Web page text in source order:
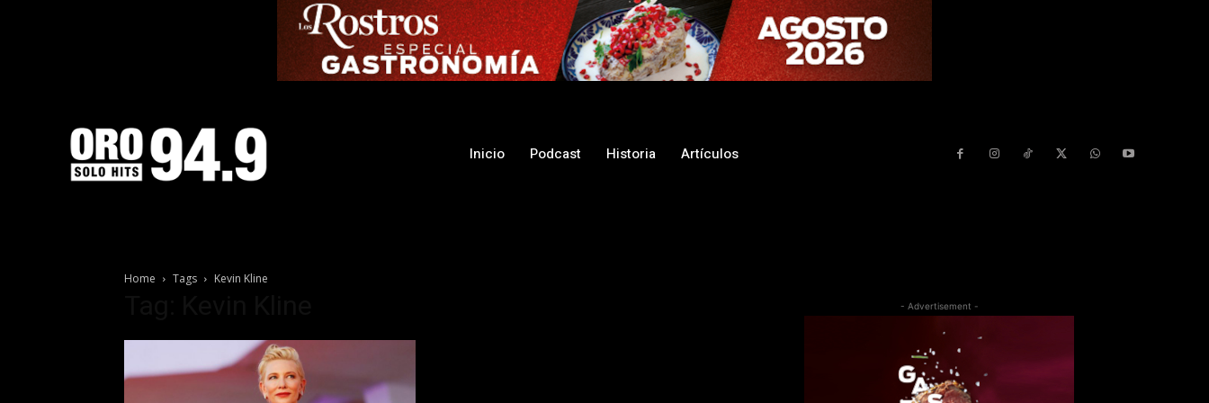
Inicio Podcast Historia Artículos
Home Tags Kevin Kline
- Advertisement -